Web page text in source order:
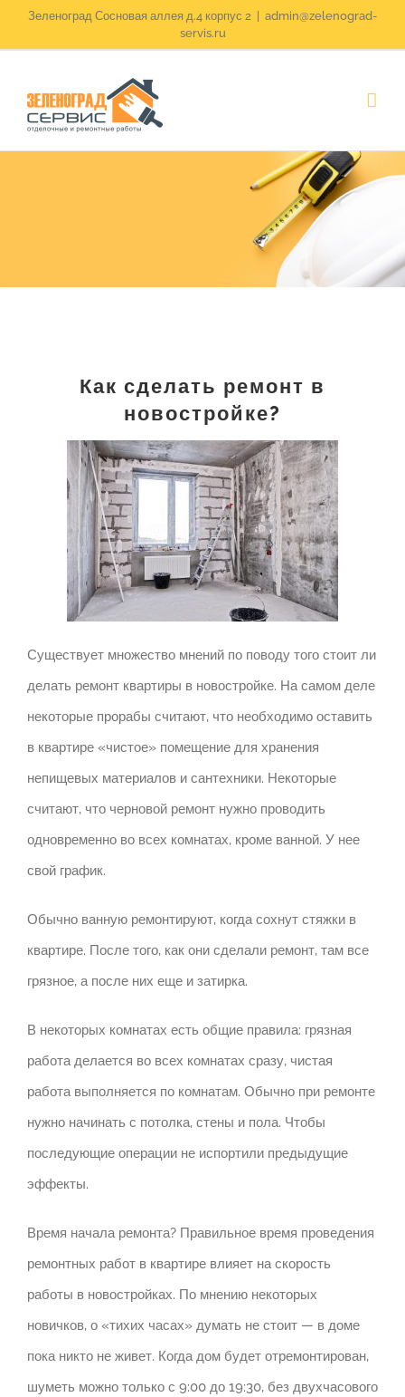
to
Зеленоград Сосновая аллея д.4 корпус 2
admin@zelenograd-
servis.ru
Как сделать ремонт в
новостройке?
Существует множество мнений по поводу того стоит ли
делать ремонт квартиры в новостройке. На самом деле
некоторые прорабы считают, что необходимо оставить
в квартире «чистое» помещение для хранения
непищевых материалов и сантехники. Некоторые
считают, что черновой ремонт нужно проводить
одновременно во всех комнатах, кроме ванной. У нее
свой график.
Обычно ванную ремонтируют, когда сохнут стяжки в
квартире. После того, как они сделали ремонт, там все
грязное, а после них еще и затирка.
В некоторых комнатах есть общие правила: грязная
работа делается во всех комнатах сразу, чистая
работа выполняется по комнатам. Обычно при ремонте
нужно начинать с потолка, стены и пола. Чтобы
последующие операции не испортили предыдущие
эффекты.
Время начала ремонта? Правильное время проведения
ремонтных работ в квартире влияет на скорость
работы в новостройках. По мнению некоторых
новичков, о «тихих часах» думать не стоит — в доме
пока никто не живет. Когда дом будет отремонтирован,
шуметь можно только с 9:00 до 19:30, без двухчасового